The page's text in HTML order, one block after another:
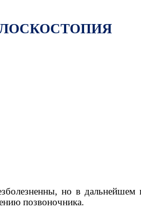
но в дальнейшем
позвоночника.